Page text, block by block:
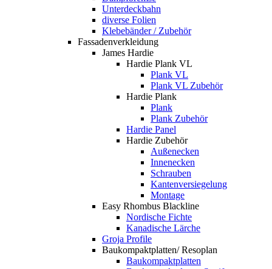
Unterdeckbahn
diverse Folien
Klebebänder / Zubehör
Fassadenverkleidung
James Hardie
Hardie Plank VL
Plank VL
Plank VL Zubehör
Hardie Plank
Plank
Plank Zubehör
Hardie Panel
Hardie Zubehör
Außenecken
Innenecken
Schrauben
Kantenversiegelung
Montage
Easy Rhombus Blackline
Nordische Fichte
Kanadische Lärche
Groja Profile
Baukompaktplatten/ Resoplan
Baukompaktplatten